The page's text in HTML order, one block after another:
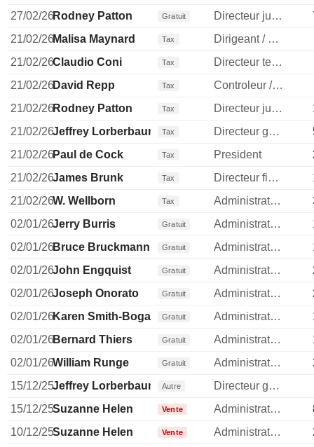
27/02/26Rodney Patton Gratuit Directeur juridique
21/02/26Malisa Maynard Tax
Dirigeant / cadre principal
21/02/26Claudio Coni Tax
Directeur technique
21/02/26David Repp Tax
Controleur / auditeur
21/02/26Rodney Patton Tax Directeur juridique
21/02/26Jeffrey Lorberbaum Tax Directeur general
21/02/26Paul de Cock Tax President
21/02/26James Brunk Tax Directeur financier
21/02/26W. Wellborn Tax Administrateur
02/01/26Jerry Burris Gratuit Administrateur
02/01/26Bruce Bruckmann Gratuit Administrateur
02/01/26John Engquist Gratuit Administrateur
02/01/26Joseph Onorato Gratuit Administrateur
02/01/26Karen Smith-Bogart Gratuit Administrateur
02/01/26Bernard Thiers Gratuit Administrateur
02/01/26William Runge Gratuit Administrateur
15/12/25Jeffrey Lorberbaum Autre
Directeur general
15/12/25Suzanne Helen Vente Administrateur
10/12/25Suzanne Helen Vente Administrateur